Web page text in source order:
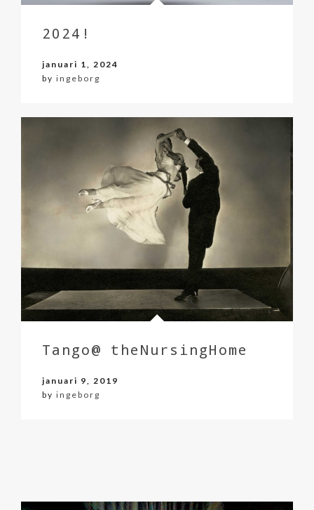
2024!
januari 1, 2024
by ingeborg
Tango@ theNursingHome
januari 9, 2019
by ingeborg